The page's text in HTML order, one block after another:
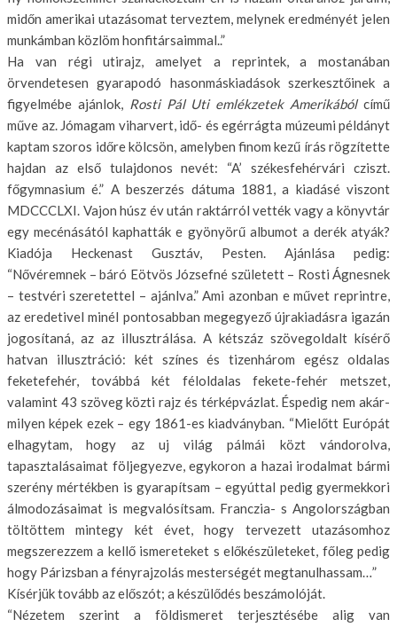
midőn ame­rikai utazásomat terveztem, melynek eredményét jelen
munkámban közlöm honfitársaimmal..”
Ha van régi utirajz, amelyet a reprintek, a mostanában
örvendetesen gyara­podó hasonmáskiadások szerkesztői­nek a
figyelmébe ajánlok, Rosti Pál Uti emlékzetek Amerikábólcímű
műve az. Jómagam viharvert, idő- és egérrágta múzeumi példányt
kaptam szoros idő­re kölcsön, amelyben finom kezű írás rögzítette
hajdan az első tulajdonos ne­vét: “A’ székesfehérvári cziszt.
főgymnasium é.” A beszerzés dátuma 1881, a kiadásé viszont
MDCCCLXI. Vajon húsz év után raktárról vették vagy a könyvtár
egy mecénásától kaphatták e gyönyörű albumot a derék atyák?
Ki­adója Heckenast Gusztáv, Pesten. Ajánlása pedig:
“Nővéremnek – báró Eötvös Józsefné született – Rosti Ág­nesnek
– testvéri szeretettel – ajánlva.” Ami azonban e művet reprintre,
az eredetivel minél pontosabban meg­egyező újrakiadásra igazán
jogosítaná, az az illusztrálása. A kétszáz szövegol­dalt kísérő
hatvan illusztráció: két szí­nes és tizenhárom egész oldalas
fekete­fehér, továbbá két féloldalas fekete-fe­hér metszet,
valamint 43 szöveg közti rajz és térképvázlat. Éspedig nem akár­
milyen képek ezek – egy 1861-es kiad­ványban. “Mielőtt Európát
elhagytam, hogy az uj világ pálmái közt vándorolva,
tapasztalásaimat följegyezve, egykoron a hazai irodalmat bármi
szerény mértékben is gyarapítsam – egyúttal pedig gyermekkori
álmodozásaimat is megvalósítsam. Franczia- s Angolországban
töltöttem mintegy két évet, hogy tervezett utazásomhoz
megszerez­zem a kellő ismereteket s előkészülete­ket, főleg pedig
hogy Párizsban a fényrajzolás mesterségét megtanulhas­sam…”
Kísérjük tovább az előszót; a készü­lődés beszámolóját.
“Nézetem szerint a földismeret ter­jesztésébe alig van